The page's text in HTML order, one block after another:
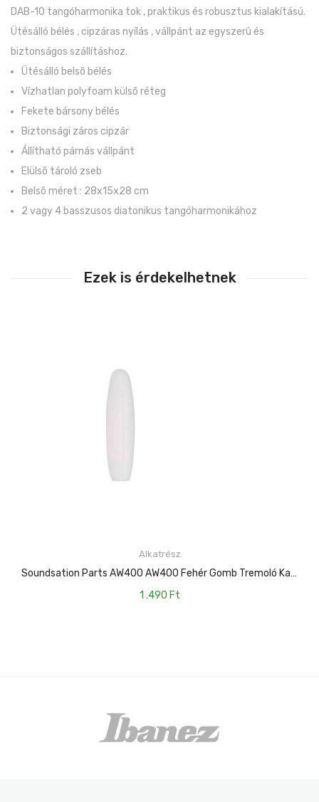
DAB-10 tangóharmonika tok , praktikus és robusztus kialakítású.
Ütésálló bélés , cipzáras nyílás , vállpánt az egyszerû és
biztonságos szállításhoz.
Ütésálló belsõ bélés
Vízhatlan polyfoam külsõ réteg
Fekete bársony bélés
Biztonsági záros cipzár
Állítható párnás vállpánt
Elülsõ tároló zseb
Belsõ méret : 28x15x28 cm
2 vagy 4 basszusos diatonikus tangóharmonikához
Ezek is érdekelhetnek
Alkatrész
Soundsation Parts AW400 AW400 Fehér Gomb Tremoló Karra 5 Db / Csomag
1 .490 Ft